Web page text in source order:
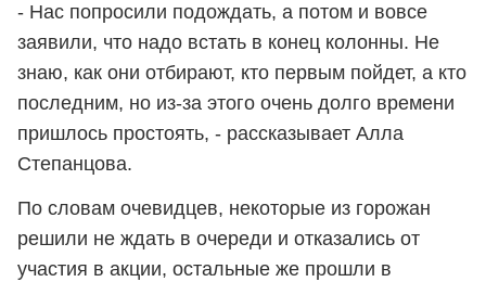
- Нас попросили подождать, а потом и вовсе
заявили, что надо встать в конец колонны. Не
знаю, как они отбирают, кто первым пойдет, а кто
последним, но из-за этого очень долго времени
пришлось простоять, - рассказывает Алла
Степанцова.
По словам очевидцев, некоторые из горожан
решили не ждать в очереди и отказались от
участия в акции, остальные же прошли в